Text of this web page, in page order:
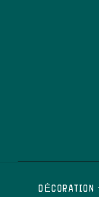
DÉCORATION